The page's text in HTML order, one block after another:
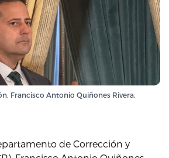
Francisco Antonio Quiñones Rivera.
de Corrección y